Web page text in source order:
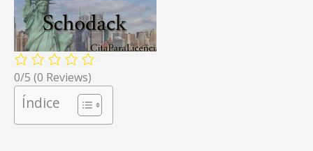
0/5 (0 Reviews)
Índice